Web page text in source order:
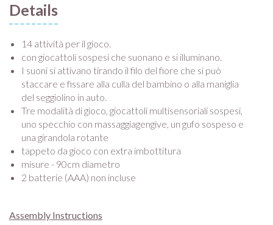
Details
14 attività per il gioco.
con giocattoli sospesi che suonano e si illuminano.
I suoni si attivano tirando il filo del fiore che si può
staccare e fissare alla culla del bambino o alla maniglia
del seggiolino in auto.
Tre modalità di gioco, giocattoli multisensoriali sospesi,
uno specchio con massaggiagengive, un gufo sospeso e
una girandola rotante
tappeto da gioco con extra imbottitura
misure - 90cm diametro
2 batterie (AAA) non incluse
Assembly Instructions